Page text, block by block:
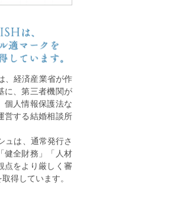
、経済産業省が作
に、第三者機関が
個人情報保護法な
営する結婚相談所
ュは、通常発行さ
健全財務」「人材
点をより厳しく審
得しています。